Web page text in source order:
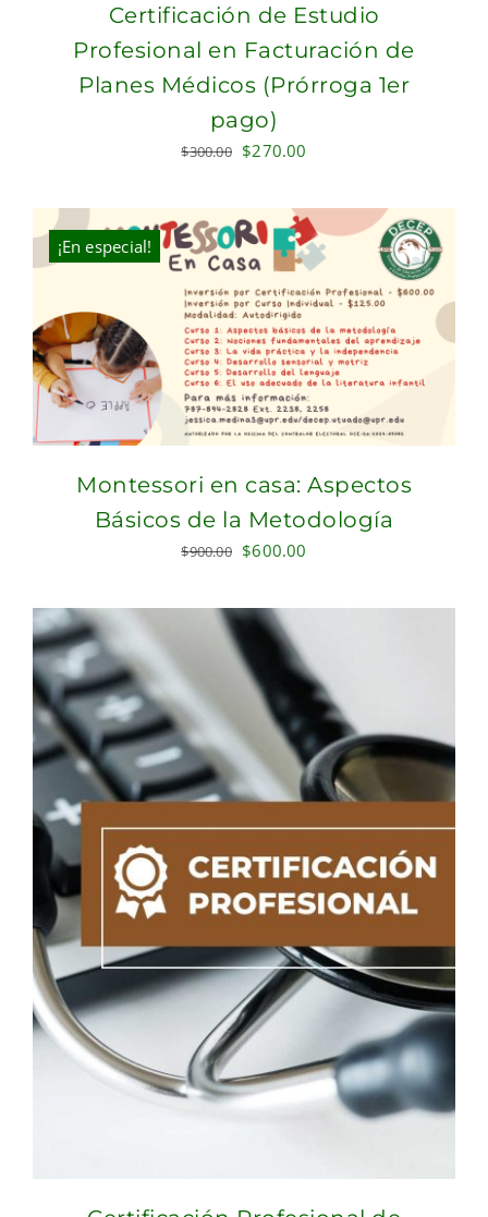
Certificación de Estudio
Profesional en Facturación de
Planes Médicos (Prórroga 1er
pago)
$300.00 Original
was:
$300.00.
$270.00
is:
$270.00.
¡En especial!
Montessori en casa: Aspectos
Básicos de la Metodología
$900.00 Original
was:
$900.00.
$600.00
is: